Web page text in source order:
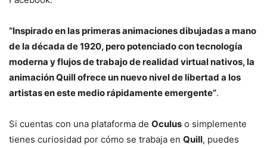
“Inspirado en las primeras animaciones dibujadas a mano
de la década de 1920, pero potenciado con tecnología
moderna y flujos de trabajo de realidad virtual nativos, la
animación Quill ofrece un nuevo nivel de libertad a los
artistas en este medio rápidamente emergente”.
Si cuentas con una plataforma de Oculus o simplemente
tienes curiosidad por cómo se trabaja en Quill, puedes